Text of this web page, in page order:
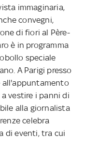
immaginaria,
convegni,
di fiori al Père-
è in programma
speciale
A Parigi presso
vestire i panni di
alla giornalista
celebra
di eventi, tra cui